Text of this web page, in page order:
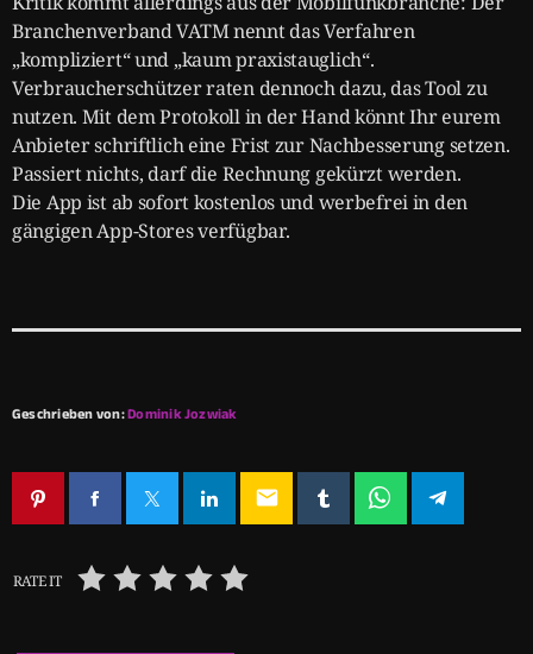
Branchenverband VATM nennt das Verfahren
„kompliziert“ und „kaum praxistauglich“.
Verbraucherschützer raten dennoch dazu, das Tool zu
nutzen. Mit dem Protokoll in der Hand könnt Ihr eurem
Anbieter schriftlich eine Frist zur Nachbesserung setzen.
Passiert nichts, darf die Rechnung gekürzt werden.
Die App ist ab sofort kostenlos und werbefrei in den
gängigen App-Stores verfügbar.
Geschrieben von:Dominik Jozwiak
email
RATE IT